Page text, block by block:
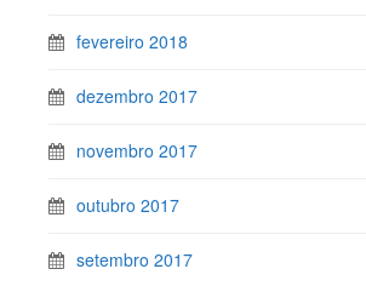
fevereiro 2018
dezembro 2017
novembro 2017
outubro 2017
setembro 2017